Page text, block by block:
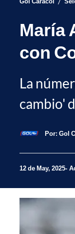
María
con
La
cambio'
Por: Gol
12 de May, 2025